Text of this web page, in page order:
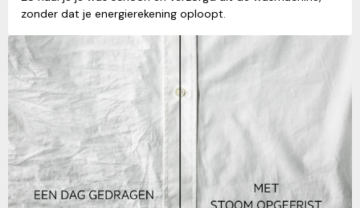
zonder dat je energierekening oploopt.